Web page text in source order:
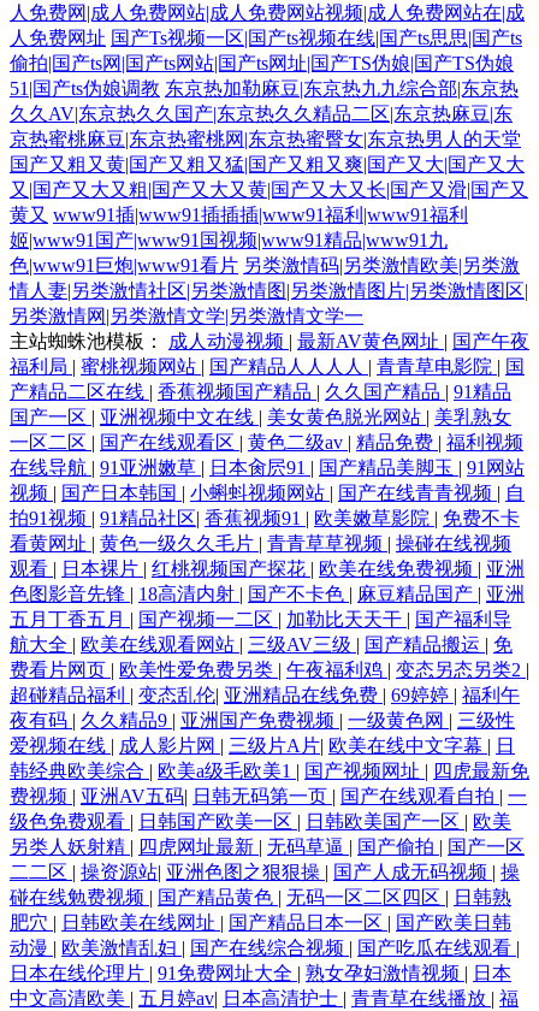
人免费网|成人免费网站|成人免费网站视频|成人免费网站在|成
人免费网址 国产Ts视频一区|国产ts视频在线|国产ts思思|国产ts
偷拍|国产ts网|国产ts网站|国产ts网址|国产TS伪娘|国产TS伪娘
51|国产ts伪娘调教 东京热加勒麻豆|东京热九九综合部|东京热
久久AV|东京热久久国产|东京热久久精品二区|东京热麻豆|东
京热蜜桃麻豆|东京热蜜桃网|东京热蜜臀女|东京热男人的天堂
国产又粗又黄|国产又粗又猛|国产又粗又爽|国产又大|国产又大
又|国产又大又粗|国产又大又黄|国产又大又长|国产又滑|国产又
黄又 www91插|www91插插插|www91福利|www91福利
姬|www91国产|www91国视频|www91精品|www91九
色|www91巨炮|www91看片 另类激情码|另类激情欧美|另类激
情人妻|另类激情社区|另类激情图|另类激情图片|另类激情图区|
另类激情网|另类激情文学|另类激情文学一
主站蜘蛛池模板：
成人动漫视频 | 最新AV黄色网址 | 国产午夜
福利局 | 蜜桃视频网站 | 国产精品人人人人 | 青青草电影院 | 国
产精品二区在线 | 香蕉视频国产精品 | 久久国产精品 | 91精品
国产一区 | 亚洲视频中文在线 | 美女黄色脱光网站 | 美乳熟女
一区二区 | 国产在线观看区 | 黄色二级av | 精品免费 | 福利视频
在线导航 | 91亚洲嫩草 | 日本肏屄91 | 国产精品美脚玉 | 91网站
视频 | 国产日本韩国 | 小蝌蚪视频网站 | 国产在线青青视频 | 自
拍91视频 | 91精品社区| 香蕉视频91 | 欧美嫩草影院 | 免费不卡
看黄网址 | 黄色一级久久毛片 | 青青草草视频 | 操碰在线视频
观看 | 日本裸片 | 红桃视频国产探花 | 欧美在线免费视频 | 亚洲
色图影音先锋 | 18高清内射 | 国产不卡色 | 麻豆精品国产 | 亚洲
五月丁香五月 | 国产视频一二区 | 加勒比天天干 | 国产福利导
航大全 | 欧美在线观看网站 | 三级AV三级 | 国产精品搬运 | 免
费看片网页 | 欧美性爱免费另类 | 午夜福利鸡 | 变态另态另类2 |
超碰精品福利 | 变态乱伦| 亚洲精品在线免费 | 69婷婷 | 福利午
夜有码 | 久久精品9 | 亚洲国产免费视频 | 一级黄色网 | 三级性
爱视频在线 | 成人影片网 | 三级片A片| 欧美在线中文字幕 | 日
韩经典欧美综合 | 欧美a级毛欧美1 | 国产视频网址 | 四虎最新免
费视频 | 亚洲AV五码| 日韩无码第一页 | 国产在线观看自拍 | 一
级色免费观看 | 日韩国产欧美一区 | 日韩欧美国产一区 | 欧美
另类人妖射精 | 四虎网址最新 | 无码草逼 | 国产偷拍 | 国产一区
二二区 | 操资源站| 亚洲色图之狠狠操 | 国产人成无码视频 | 操
碰在线勉费视频 | 国产精品黄色 | 无码一区二区四区 | 日韩熟
肥穴 | 日韩欧美在线网址 | 国产精品日本一区 | 国产欧美日韩
动漫 | 欧美激情乱妇 | 国产在线综合视频 | 国产吃瓜在线观看 |
日本在线伦理片 | 91免费网址大全 | 熟女孕妇激情视频 | 日本
中文高清欧美 | 五月婷av| 日本高清护士 | 青青草在线播放 | 福